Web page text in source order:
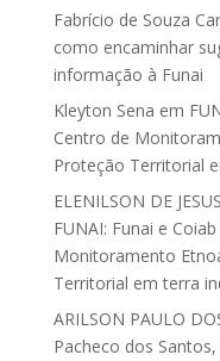
Fabrício de Souza
como encaminhar
informação à Funai
Kleyton Sena em
Centro de
Proteção Territorial
ELENILSON DE
FUNAI: Funai e
Monitoramento
Territorial em terra
ARILSON PAULO
Pacheco dos